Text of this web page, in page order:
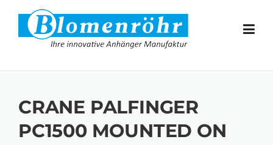
Skip to content
CRANE PALFINGER
PC1500 MOUNTED ON